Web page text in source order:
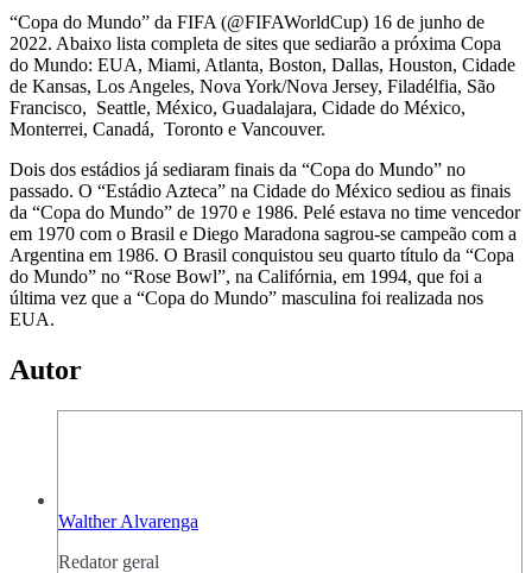
“Copa do Mundo” da FIFA (@FIFAWorldCup) 16 de junho de
2022. Abaixo lista completa de sites que sediarão a próxima Copa
do Mundo: EUA, Miami, Atlanta, Boston, Dallas, Houston, Cidade
de Kansas, Los Angeles, Nova York/Nova Jersey, Filadélfia, São
Francisco, Seattle, México, Guadalajara, Cidade do México,
Monterrei, Canadá, Toronto e Vancouver.
Dois dos estádios já sediaram finais da “Copa do Mundo” no
passado. O “Estádio Azteca” na Cidade do México sediou as finais
da “Copa do Mundo” de 1970 e 1986. Pelé estava no time vencedor
em 1970 com o Brasil e Diego Maradona sagrou-se campeão com a
Argentina em 1986. O Brasil conquistou seu quarto título da “Copa
do Mundo” no “Rose Bowl”, na Califórnia, em 1994, que foi a
última vez que a “Copa do Mundo” masculina foi realizada nos
EUA.
Autor
Walther Alvarenga
Redator geral